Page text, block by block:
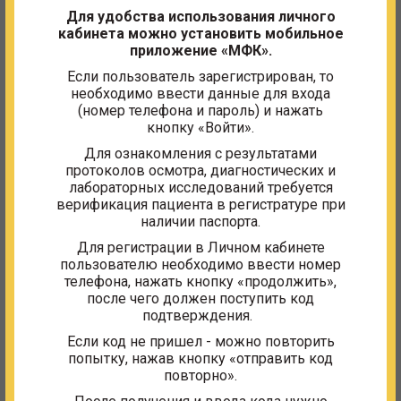
Сотрудники отделения
Ишутина Ольга Александровна
врач-косметолог, врач-дерматовенеролог
тел. 8 (495) 987-91-05; 8 (495) 987-97-37
Жосан Наталья Ивановна
медицинская сестра по косметологии
тел. 8 (495) 987-91-05; 8 (495) 987-97-37
Адрес и часы работы
Для удобства использования личного
кабинета можно установить мобильное
приложение «МФК».
Если пользователь зарегистрирован, то
необходимо ввести данные для входа
(номер телефона и пароль) и нажать
кнопку «Войти».
Для ознакомления с результатами
протоколов осмотра, диагностических и
лабораторных исследований требуется
верификация пациента в регистратуре при
наличии паспорта.
Для регистрации в Личном кабинете
пользователю необходимо ввести номер
телефона, нажать кнопку «продолжить»,
после чего должен поступить код
подтверждения.
Если код не пришел - можно повторить
попытку, нажав кнопку «отправить код
повторно».